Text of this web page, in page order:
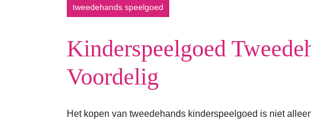
tweedehands speelgoed
Kinderspeelgoed
Voordelig
Het kopen van tweedehands kinderspeelgoed is niet